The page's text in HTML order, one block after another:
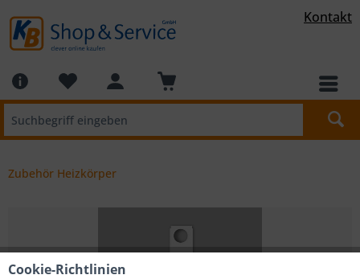
Kontakt
Zubehör Heizkörper
Cookie-Richtlinien